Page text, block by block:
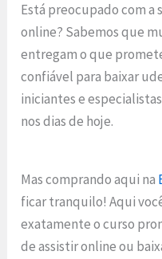
Está preocupado com a
online? Sabemos que
entregam o que
confiável para baixar
iniciantes e
nos dias de hoje.
Mas comprando aqui na
ficar tranquilo! Aqui
exatamente o curso
de assistir online ou